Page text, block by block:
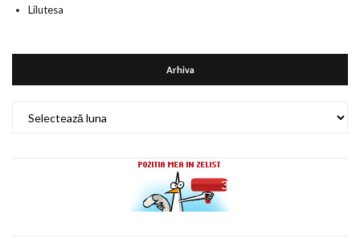
Lilutesa
Arhiva